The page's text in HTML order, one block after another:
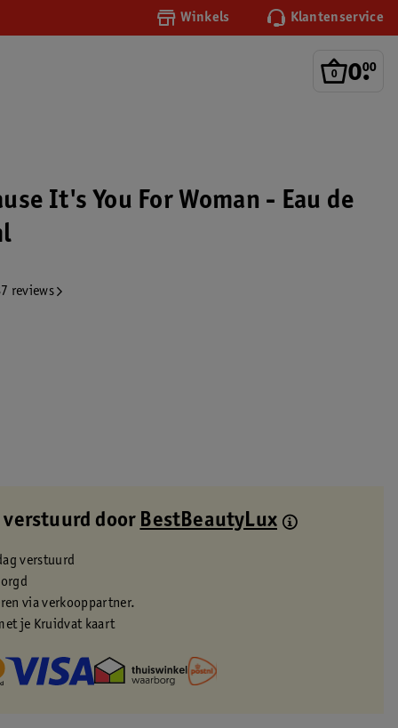
Winkels Klantenservice
0.
00
It's You For Woman - Eau de
reviews
verstuurd door BestBeautyLux
verstuurd
via verkooppartner.
je Kruidvat kaart